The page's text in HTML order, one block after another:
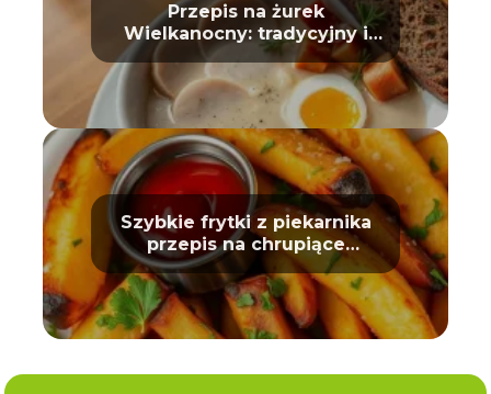
Przepis na żurek
Wielkanocny: tradycyjny i
prosty
Szybkie frytki z piekarnika
przepis na chrupiące
ziemniaki